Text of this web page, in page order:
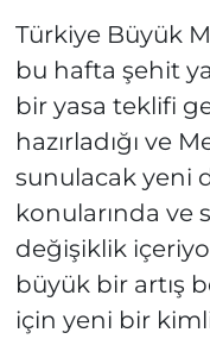
Türkiye Büyük
bu hafta şehit
bir yasa teklifi
hazırladığı ve
sunulacak yeni
konularında ve
değişiklik
büyük bir artış
için yeni bir